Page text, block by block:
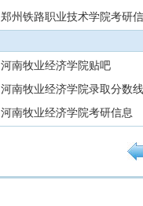
郑州铁路职业技术学院考研
河南牧业经济学院贴吧
河南牧业经济学院录取分数线
河南牧业经济学院考研信息